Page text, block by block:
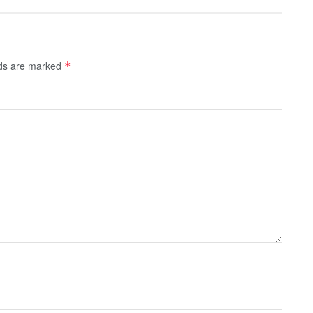
are marked *